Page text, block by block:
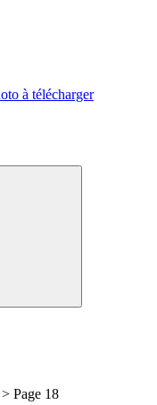
à télécharger
> Page 18